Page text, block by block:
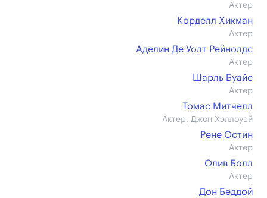
Актер
Корделл Хикман
Актер
Аделин Де Уолт Рейнолдс
Актер
Шарль Буайе
Актер
Томас Митчелл
Актер, Джон Хэллоуэй
Рене Остин
Актер
Олив Болл
Актер
Дон Беддой